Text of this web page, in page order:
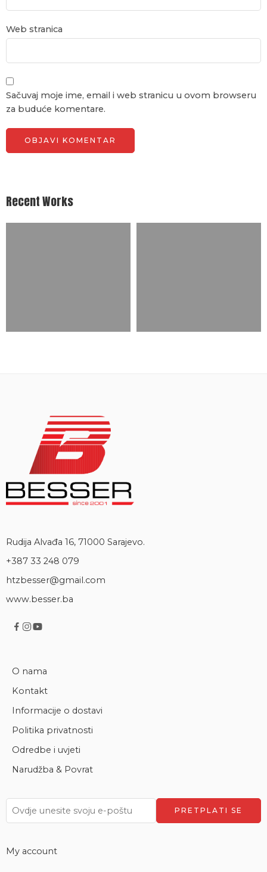
Web stranica
Sačuvaj moje ime, email i web stranicu u ovom browseru
za buduće komentare.
Recent Works
Rudija Alvađa 16, 71000 Sarajevo.
+387 33 248 079
htzbesser@gmail.com
www.besser.ba
O nama
Kontakt
Informacije o dostavi
Politika privatnosti
Odredbe i uvjeti
Narudžba & Povrat
My account